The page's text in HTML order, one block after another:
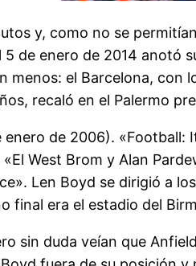
y, como no se
de enero de 2014
menos: el Barcelona,
recaló en el Palermo
de 2006).
West Brom y Alan
Len Boyd se dirigió a
era el estadio del
sin duda veían que